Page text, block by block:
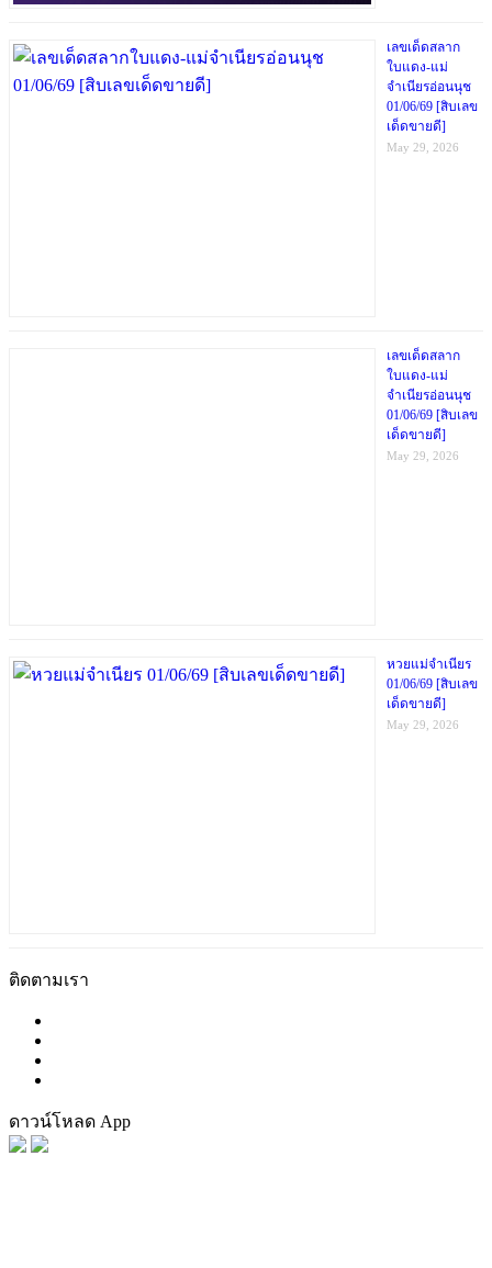
เลขเด็ดสลาก
ใบแดง-แม่
จำเนียรอ่อนนุช
01/06/69 [สิบเลข
เด็ดขายดี]
May 29, 2026
เลขเด็ดสลาก
ใบแดง-แม่
จำเนียรอ่อนนุช
01/06/69 [สิบเลข
เด็ดขายดี]
May 29, 2026
หวยแม่จำเนียร
01/06/69 [สิบเลข
เด็ดขายดี]
May 29, 2026
ติดตามเรา
ดาวน์โหลด App